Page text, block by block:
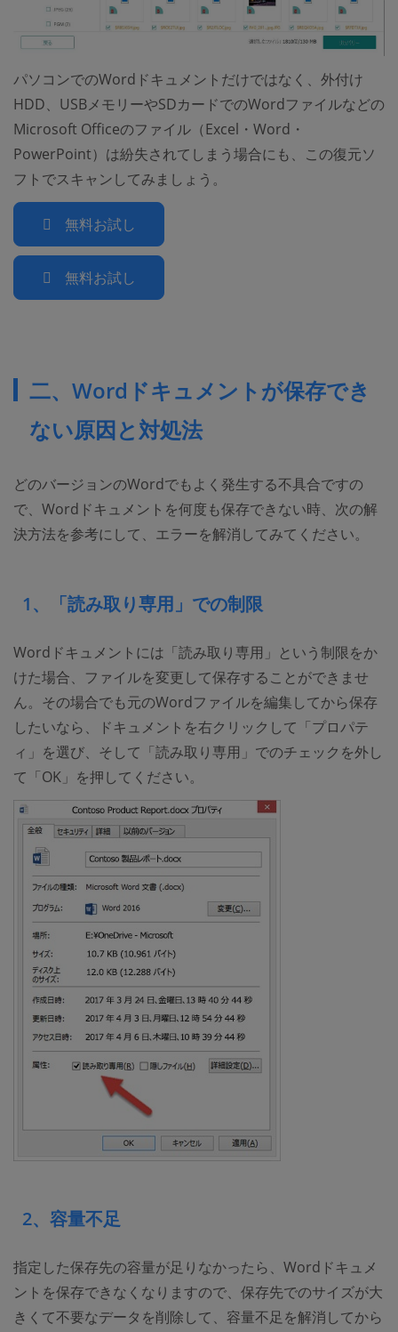
パソコンでのWordドキュメントだけではなく、外付け
HDD、USBメモリーやSDカードでのWordファイルなどの
Microsoft Officeのファイル（Excel・Word・
PowerPoint）は紛失されてしまう場合にも、この復元ソ
フトでスキャンしてみましょう。
無料お試し
無料お試し
二、Wordドキュメントが保存でき
ない原因と対処法
どのバージョンのWordでもよく発生する不具合ですの
で、Wordドキュメントを何度も保存できない時、次の解
決方法を参考にして、エラーを解消してみてください。
1、「読み取り専用」での制限
Wordドキュメントには「読み取り専用」という制限をか
けた場合、ファイルを変更して保存することができませ
ん。その場合でも元のWordファイルを編集してから保存
したいなら、ドキュメントを右クリックして「プロパテ
ィ」を選び、そして「読み取り専用」でのチェックを外し
て「OK」を押してください。
2、容量不足
指定した保存先の容量が足りなかったら、Wordドキュメ
ントを保存できなくなりますので、保存先でのサイズが大
きくて不要なデータを削除して、容量不足を解消してから